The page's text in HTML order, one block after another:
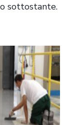
sottostante.